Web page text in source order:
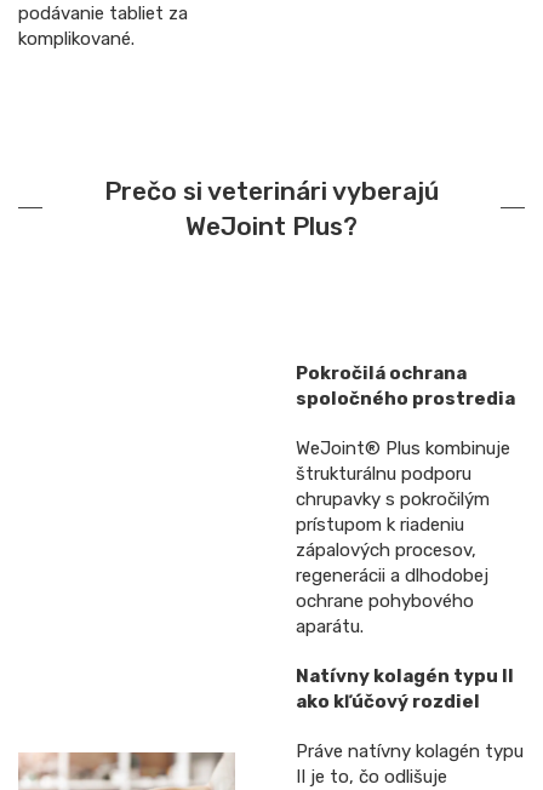
podávanie tabliet za
komplikované.
Prečo si veterinári vyberajú
WeJoint Plus?
Pokročilá ochrana
spoločného prostredia
WeJoint® Plus kombinuje
štrukturálnu podporu
chrupavky s pokročilým
prístupom k riadeniu
zápalových procesov,
regenerácii a dlhodobej
ochrane pohybového
aparátu.
Natívny kolagén typu II
ako kľúčový rozdiel
Práve natívny kolagén typu
II je to, čo odlišuje